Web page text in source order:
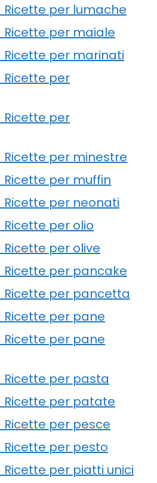
Ricette per lumache
Ricette per maiale
Ricette per marinati
Ricette per
Ricette per
Ricette per minestre
per muffin
per neonati
per olio
per olive
Ricette per pancake
Ricette per pancetta
per pane
per pane
Ricette per pasta
Ricette per patate
per pesce
per pesto
per piatti unici